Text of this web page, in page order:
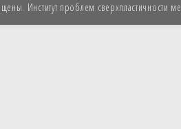
Институт проблем сверхпластичности